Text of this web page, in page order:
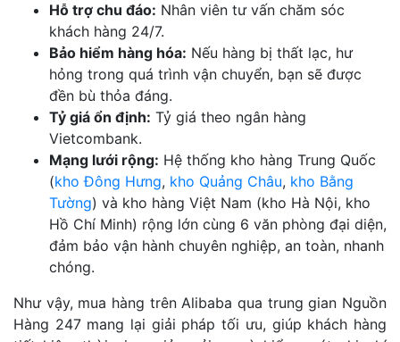
Hỗ trợ chu đáo: Nhân viên tư vấn chăm sóc
khách hàng 24/7.
Bảo hiểm hàng hóa: Nếu hàng bị thất lạc, hư
hỏng trong quá trình vận chuyển, bạn sẽ được
đền bù thỏa đáng.
Tỷ giá ổn định: Tỷ giá theo ngân hàng
Vietcombank.
Mạng lưới rộng: Hệ thống kho hàng Trung Quốc
(kho Đông Hưng, kho Quảng Châu, kho Bằng
Tường) và kho hàng Việt Nam (kho Hà Nội, kho
Hồ Chí Minh) rộng lớn cùng 6 văn phòng đại diện,
đảm bảo vận hành chuyên nghiệp, an toàn, nhanh
chóng.
Như vậy, mua hàng trên Alibaba qua trung gian Nguồn
Hàng 247 mang lại giải pháp tối ưu, giúp khách hàng